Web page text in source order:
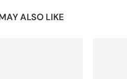
ALSO LIKE